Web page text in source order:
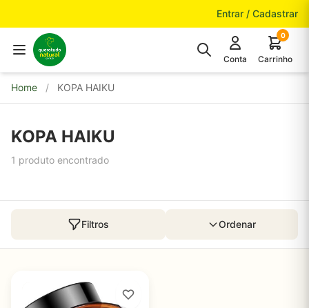
Entrar / Cadastrar
Conta
0
Carrinho
Home / KOPA HAIKU
KOPA HAIKU
1 produto encontrado
Filtros Ordenar